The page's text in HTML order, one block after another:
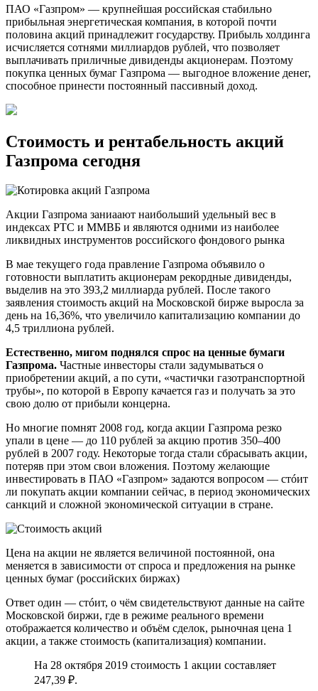
ПАО «Газпром» — крупнейшая российская стабильно
прибыльная энергетическая компания, в которой почти
половина акций принадлежит государству. Прибыль холдинга
исчисляется сотнями миллиардов рублей, что позволяет
выплачивать приличные дивиденды акционерам. Поэтому
покупка ценных бумаг Газпрома — выгодное вложение денег,
способное принести постоянный пассивный доход.
Стоимость и рентабельность акций
Газпрома сегодня
Акции Газпрома заниаают наибольший удельный вес в
индексах РТС и ММВБ и являются одними из наиболее
ликвидных инструментов российского фондового рынка
В мае текущего года правление Газпрома объявило о
готовности выплатить акционерам рекордные дивиденды,
выделив на это 393,2 миллиарда рублей. После такого
заявления стоимость акций на Московской бирже выросла за
день на 16,36%, что увеличило капитализацию компании до
4,5 триллиона рублей.
Естественно, мигом поднялся спрос на ценные бумаги
Газпрома. Частные инвесторы стали задумываться о
приобретении акций, а по сути, «частички газотранспортной
трубы», по которой в Европу качается газ и получать за это
свою долю от прибыли концерна.
Но многие помнят 2008 год, когда акции Газпрома резко
упали в цене — до 110 рублей за акцию против 350–400
рублей в 2007 году. Некоторые тогда стали сбрасывать акции,
потеряв при этом свои вложения. Поэтому желающие
инвестировать в ПАО «Газпром» задаются вопросом — стóит
ли покупать акции компании сейчас, в период экономических
санкций и сложной экономической ситуации в стране.
Цена на акции не является величиной постоянной, она
меняется в зависимости от спроса и предложения на рынке
ценных бумаг (российских биржах)
Ответ один — стóит, о чём свидетельствуют данные на сайте
Московской биржи, где в режиме реального времени
отображается количество и объём сделок, рыночная цена 1
акции, а также стоимость (капитализация) компании.
На 28 октября 2019 стоимость 1 акции составляет
247,39 ₽.